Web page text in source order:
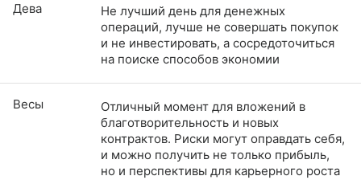
Дева
Не лучший день для денежных
операций, лучше не совершать покупок
и не инвестировать, а сосредоточиться
на поиске способов экономии
Весы
Отличный момент для вложений в
благотворительность и новых
контрактов. Риски могут оправдать себя,
и можно получить не только прибыль,
но и перспективы для карьерного роста